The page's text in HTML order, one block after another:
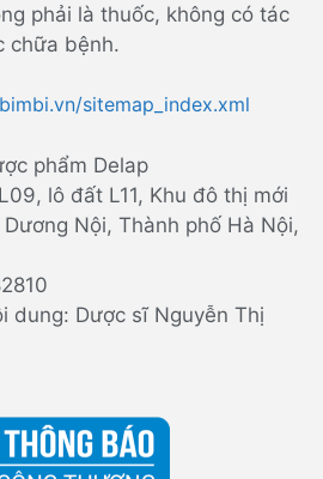
phải là thuốc, không có tác
chữa bệnh.
sitemap_index.xml
phẩm Delap
lô đất L11, Khu đô thị mới
Nội, Thành phố Hà Nội,
dung: Dược sĩ Nguyễn Thị